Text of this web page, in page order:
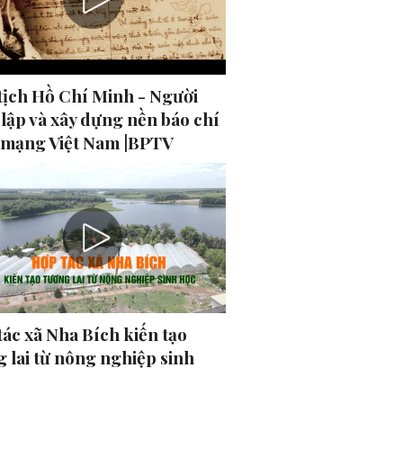
Hồ Chí Minh - Người
và xây dựng nền báo chí
Việt Nam |BPTV
xã Nha Bích kiến tạo
lai từ nông nghiệp sinh